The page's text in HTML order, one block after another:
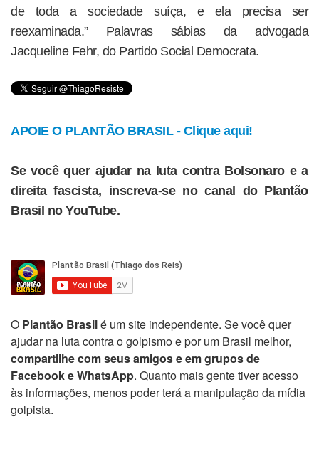
de toda a sociedade suíça, e ela precisa ser
reexaminada.” Palavras sábias da advogada
Jacqueline Fehr, do Partido Social Democrata.
APOIE O PLANTÃO BRASIL - Clique aqui!
Se você quer ajudar na luta contra Bolsonaro e a
direita fascista, inscreva-se no canal do Plantão
Brasil no YouTube.
O Plantão Brasilé um site independente. Se você quer
ajudar na luta contra o golpismo e por um Brasil melhor,
compartilhe com seus amigos e em grupos de
Facebook e WhatsApp. Quanto mais gente tiver acesso
às informações, menos poder terá a manipulação da mídia
golpista.